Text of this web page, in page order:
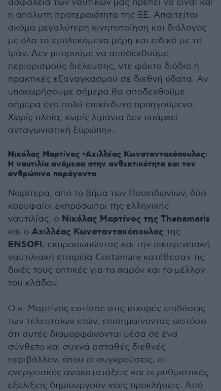
ασφάλεια των ναυτικών μας πρέπει να είναι και
η απόλυτη προτεραιότητα της ΕΕ. Απαιτείται
ακόμα μεγαλύτερη κινητοποίηση και διάλογος
με όλα τα εμπλεκόμενα μέρη και ειδικά με το
Ιράν. Δεν μπορούμε να αποδεχθούμε
περιορισμούς διέλευσης, ντε φάκτο διόδια ή
πρακτικές εξαναγκασμού σε διεθνή ύδατα. Αν
υποχωρήσουμε σήμερα θα αποδεχθούμε
σήμερα ένα πολύ επικίνδυνο προηγούμενο.
Χωρίς πλοία, χωρίς λιμάνια δεν υπάρχει
ανταγωνιστική Ευρώπη».
Νικόλας Μαρτίνος -Αχιλλέας Κωνσταντακόπουλος:
Η ναυτιλία ανάμεσα στην ανθεκτικότητα και τον
ανθρώπινο παράγοντα
Νωρίτερα, από το βήμα των Ποσειδωνίων, δύο
κορυφαίοι εκπρόσωποι της ελληνικής
ναυτιλίας, ο Νικόλας Μαρτίνος της Thenamaris
και ο Αχιλλέας Κωνσταντακόπουλος της
ΕΝSOFI, εκπροσωπώντας και την οικογενειακή
ναυτιλιακή εταιρεία Costamare κατέθεσαν τις
δικές τους οπτικές για το παρόν και το μέλλον
του κλάδου.
Ο κ. Μαρτίνος εστίασε στις ισχυρές επιδόσεις
των τελευταίων ετών, επισημαίνοντας ωστόσο
ότι αυτές διαμορφώνονται μέσα σε ένα
σύνθετο και συχνά ασταθές διεθνές
περιβάλλον, όπου οι συγκρούσεις, οι
ενεργειακές ανακατατάξεις και οι ρυθμιστικές
εξελίξεις δημιουργούν νέες προκλήσεις. Από